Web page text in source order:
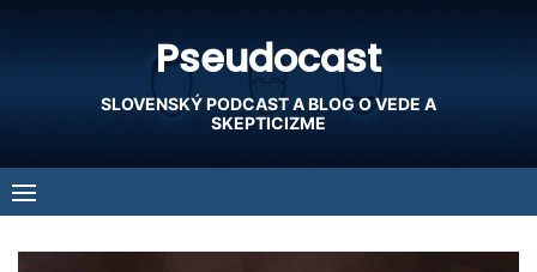
Pseudocast
SLOVENSKÝ PODCAST A BLOG O VEDE A
SKEPTICIZME